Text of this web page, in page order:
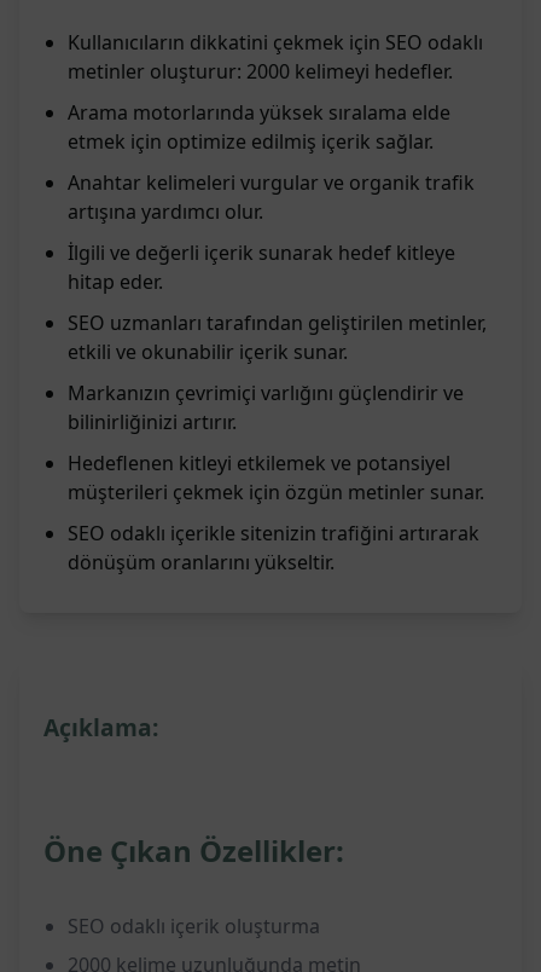
Kullanıcıların dikkatini çekmek için SEO odaklı
metinler oluşturur: 2000 kelimeyi hedefler.
Arama motorlarında yüksek sıralama elde
etmek için optimize edilmiş içerik sağlar.
Anahtar kelimeleri vurgular ve organik trafik
artışına yardımcı olur.
İlgili ve değerli içerik sunarak hedef kitleye
hitap eder.
SEO uzmanları tarafından geliştirilen metinler,
etkili ve okunabilir içerik sunar.
Markanızın çevrimiçi varlığını güçlendirir ve
bilinirliğinizi artırır.
Hedeflenen kitleyi etkilemek ve potansiyel
müşterileri çekmek için özgün metinler sunar.
SEO odaklı içerikle sitenizin trafiğini artırarak
dönüşüm oranlarını yükseltir.
Açıklama:
Öne Çıkan Özellikler:
SEO odaklı içerik oluşturma
2000 kelime uzunluğunda metin